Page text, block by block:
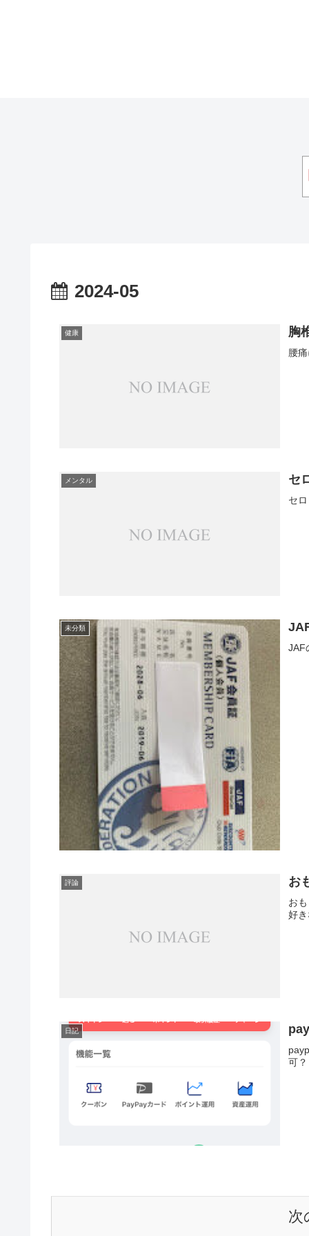
2024-05
健康 胸
腰
メンタル セ
セ
未分類
JAF
評論 お
お
好
日記
可？
次